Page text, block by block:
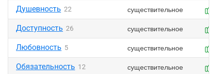
Душевность 22 существительное
Доступность 26 существительное
Любовность 5 существительное
Обязательность 12 существительное